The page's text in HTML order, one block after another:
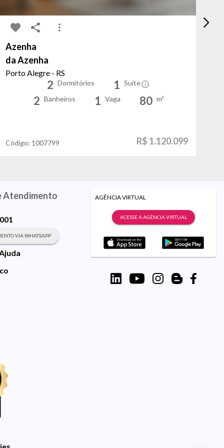
Azenha
da Azenha
Porto Alegre - RS
2 Dormitórios 1 Suíte
2 Banheiros 1 Vaga 80 m²
Código: 1007799 R$ 1.120.099
Atendimento
VIA WHATSAPP
AGÊNCIA VIRTUAL
ACESSE A AGÊNCIA VIRTUAL